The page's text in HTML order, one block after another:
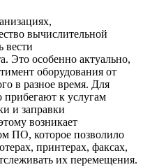
вычислительной
вести
Это особенно актуально,
оборудования от
в разное время. Для
прибегают к услугам
и заправки
возникает
ПО, которое позволило
принтерах, факсах,
их перемещения.